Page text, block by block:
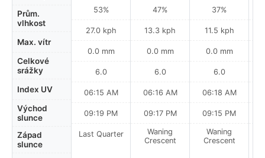
Prům.
vlhkost
Max. vítr
Celkové
srážky
Index UV
Východ
slunce
Západ
slunce
53%
27.0 kph
0.0 mm
6.0
06:15 AM
09:19 PM
Last Quarter
47%
13.3 kph
0.0 mm
6.0
06:16 AM
09:17 PM
Waning
Crescent
37%
11.5 kph
0.0 mm
6.0
06:18 AM
09:15 PM
Waning
Crescent